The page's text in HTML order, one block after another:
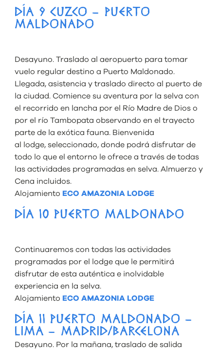
DÍA 9 CUZCO – PUERTO
MALDONADO
Desayuno. Traslado al aeropuerto para tomar
vuelo regular destino a Puerto Maldonado.
Llegada, asistencia y traslado directo al puerto de
la ciudad. Comience su aventura por la selva con
el recorrido en lancha por el Río Madre de Dios o
por el río Tambopata observando en el trayecto
parte de la exótica fauna. Bienvenida
al lodge, seleccionado, donde podrá disfrutar de
todo lo que el entorno le ofrece a través de todas
las actividades programadas en selva. Almuerzo y
Cena incluidos.
Alojamiento ECO AMAZONIA LODGE
DÍA 10 PUERTO MALDONADO
Continuaremos con todas las actividades
programadas por el lodge que le permitirá
disfrutar de esta auténtica e inolvidable
experiencia en la selva.
Alojamiento ECO AMAZONIA LODGE
DÍA 11 PUERTO MALDONADO –
LIMA – MADRID/BARCELONA
Desayuno. Por la mañana, traslado de salida